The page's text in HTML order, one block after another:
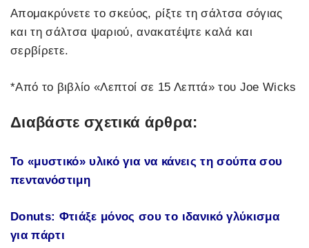
Απομακρύνετε το σκεύος, ρίξτε τη σάλτσα σόγιας
και τη σάλτσα ψαριού, ανακατέψτε καλά και
σερβίρετε.
*Από το βιβλίο «Λεπτοί σε 15 Λεπτά» του Joe Wicks
Διαβάστε σχετικά άρθρα:
Το «μυστικό» υλικό για να κάνεις τη σούπα σου
πεντανόστιμη
Donuts: Φτιάξε μόνος σου το ιδανικό γλύκισμα
για πάρτι